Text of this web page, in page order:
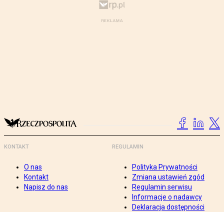
KONTAKT
O nas
Kontakt
Napisz do nas
REGULAMIN
Polityka Prywatności
Zmiana ustawień zgód
Regulamin serwisu
Informacje o nadawcy
Deklaracja dostępności